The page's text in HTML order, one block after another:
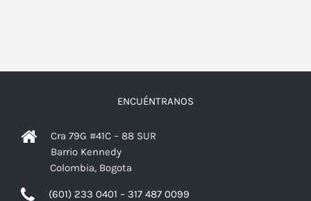
ENCUÉNTRANOS
Cra 79G #41C – 88 SUR
Barrio Kennedy
Colombia, Bogota
(601) 233 0401 – 317 487 0099